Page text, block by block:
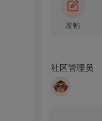
发帖
社区管理员